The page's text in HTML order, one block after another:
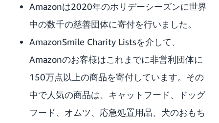
Amazonは2020年のホリデーシーズンに世界
中の数千の慈善団体に寄付を行いました。
AmazonSmile Charity Listsを介して、
Amazonのお客様はこれまでに非営利団体に
150万点以上の商品を寄付しています。その
中で人気の商品は、キャットフード、ドッグ
フード、オムツ、応急処置用品、犬のおもち